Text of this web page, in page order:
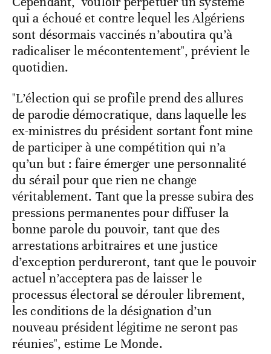
qui a échoué et contre lequel les Algériens
sont désormais vaccinés n’aboutira qu’à
radicaliser le mécontentement", prévient le
quotidien.
"L’élection qui se profile prend des allures
de parodie démocratique, dans laquelle les
ex-ministres du président sortant font mine
de participer à une compétition qui n’a
qu’un but : faire émerger une personnalité
du sérail pour que rien ne change
véritablement. Tant que la presse subira des
pressions permanentes pour diffuser la
bonne parole du pouvoir, tant que des
arrestations arbitraires et une justice
d’exception perdureront, tant que le pouvoir
actuel n’acceptera pas de laisser le
processus électoral se dérouler librement,
les conditions de la désignation d’un
nouveau président légitime ne seront pas
réunies", estime Le Monde.